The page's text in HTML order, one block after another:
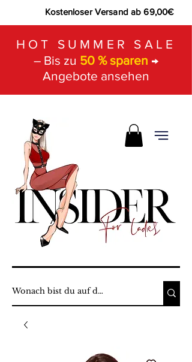
Kostenloser Versand ab 69,00€
HOT SUMMER SALE
– Bis zu 50 % sparen →
Angebote ansehen